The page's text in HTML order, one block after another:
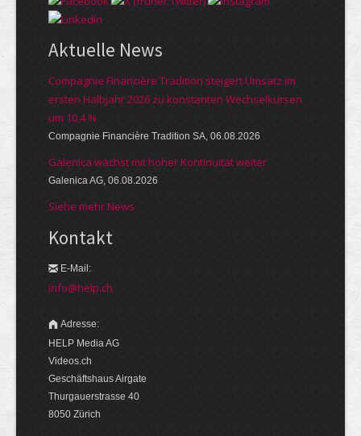
Aktuelle News
Compagnie Financière Tradition steigert Umsatz im
ersten Halbjahr 2026 zu konstanten Wechselkursen
um 10,4 %
Compagnie Financière Tradition SA, 06.08.2026
Galenica wächst mit hoher Kontinuität weiter
Galenica AG, 06.08.2026
Siehe mehr News
Kontakt
E-Mail:
info@help.ch
Adresse:
HELP Media AG
Videos.ch
Geschäftshaus Airgate
Thurgauerstrasse 40
8050 Zürich